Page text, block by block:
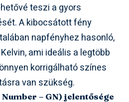
teszi a gyors
A kibocsátott fény
napfényhez hasonló,
ami ideális a legtöbb
korrigálható színes
van szükség.
– GN) jelentősége